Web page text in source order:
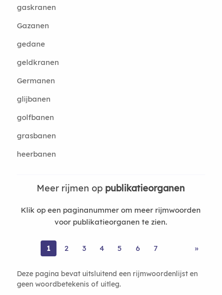
gaskranen
Gazanen
gedane
geldkranen
Germanen
glijbanen
golfbanen
grasbanen
heerbanen
Meer rijmen op publikatieorganen
Klik op een paginanummer om meer rijmwoorden
voor publikatieorganen te zien.
1 2 3 4 5 6 7 »
Deze pagina bevat uitsluitend een rijmwoordenlijst en
geen woordbetekenis of uitleg.